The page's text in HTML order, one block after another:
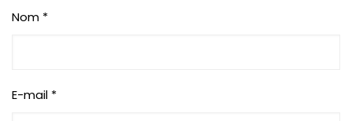
Nom *
E-mail *